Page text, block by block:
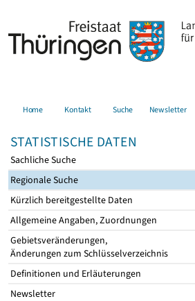
Home Kontakt Suche Newsletter
STATISTISCHE DATEN
Sachliche Suche
Regionale Suche
Kürzlich bereitgestellte Daten
Allgemeine Angaben, Zuordnungen
Gebietsveränderungen,
Änderungen zum Schlüsselverzeichnis
Definitionen und Erläuterungen
Newsletter